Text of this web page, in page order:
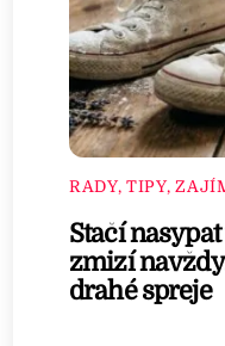
RADY, TIPY,
Stačí
zmizí
drahé spreje